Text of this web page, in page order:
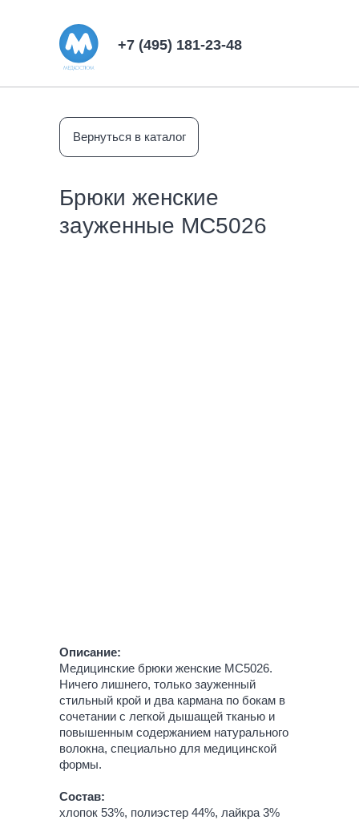
+7 (495) 181-23-48
Вернуться в каталог
Брюки женские
зауженные MC5026
Описание:
Медицинские брюки женские MC5026.
Ничего лишнего, только зауженный
стильный крой и два кармана по бокам в
сочетании с легкой дышащей тканью и
повышенным содержанием натурального
волокна, специально для медицинской
формы.
Состав:
хлопок 53%, полиэстер 44%, лайкра 3%